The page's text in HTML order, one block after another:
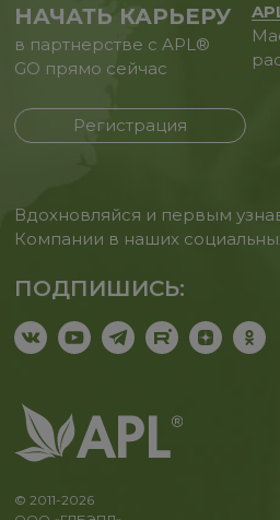
НАЧАТЬ КАРЬЕРУ
в партнерстве с APL®
GO прямо сейчас
Регистрация
Вдохновляйся и первым
Компании в наших
ПОДПИШИСЬ:
© 2011-2026